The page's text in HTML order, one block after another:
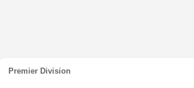
Premier Division